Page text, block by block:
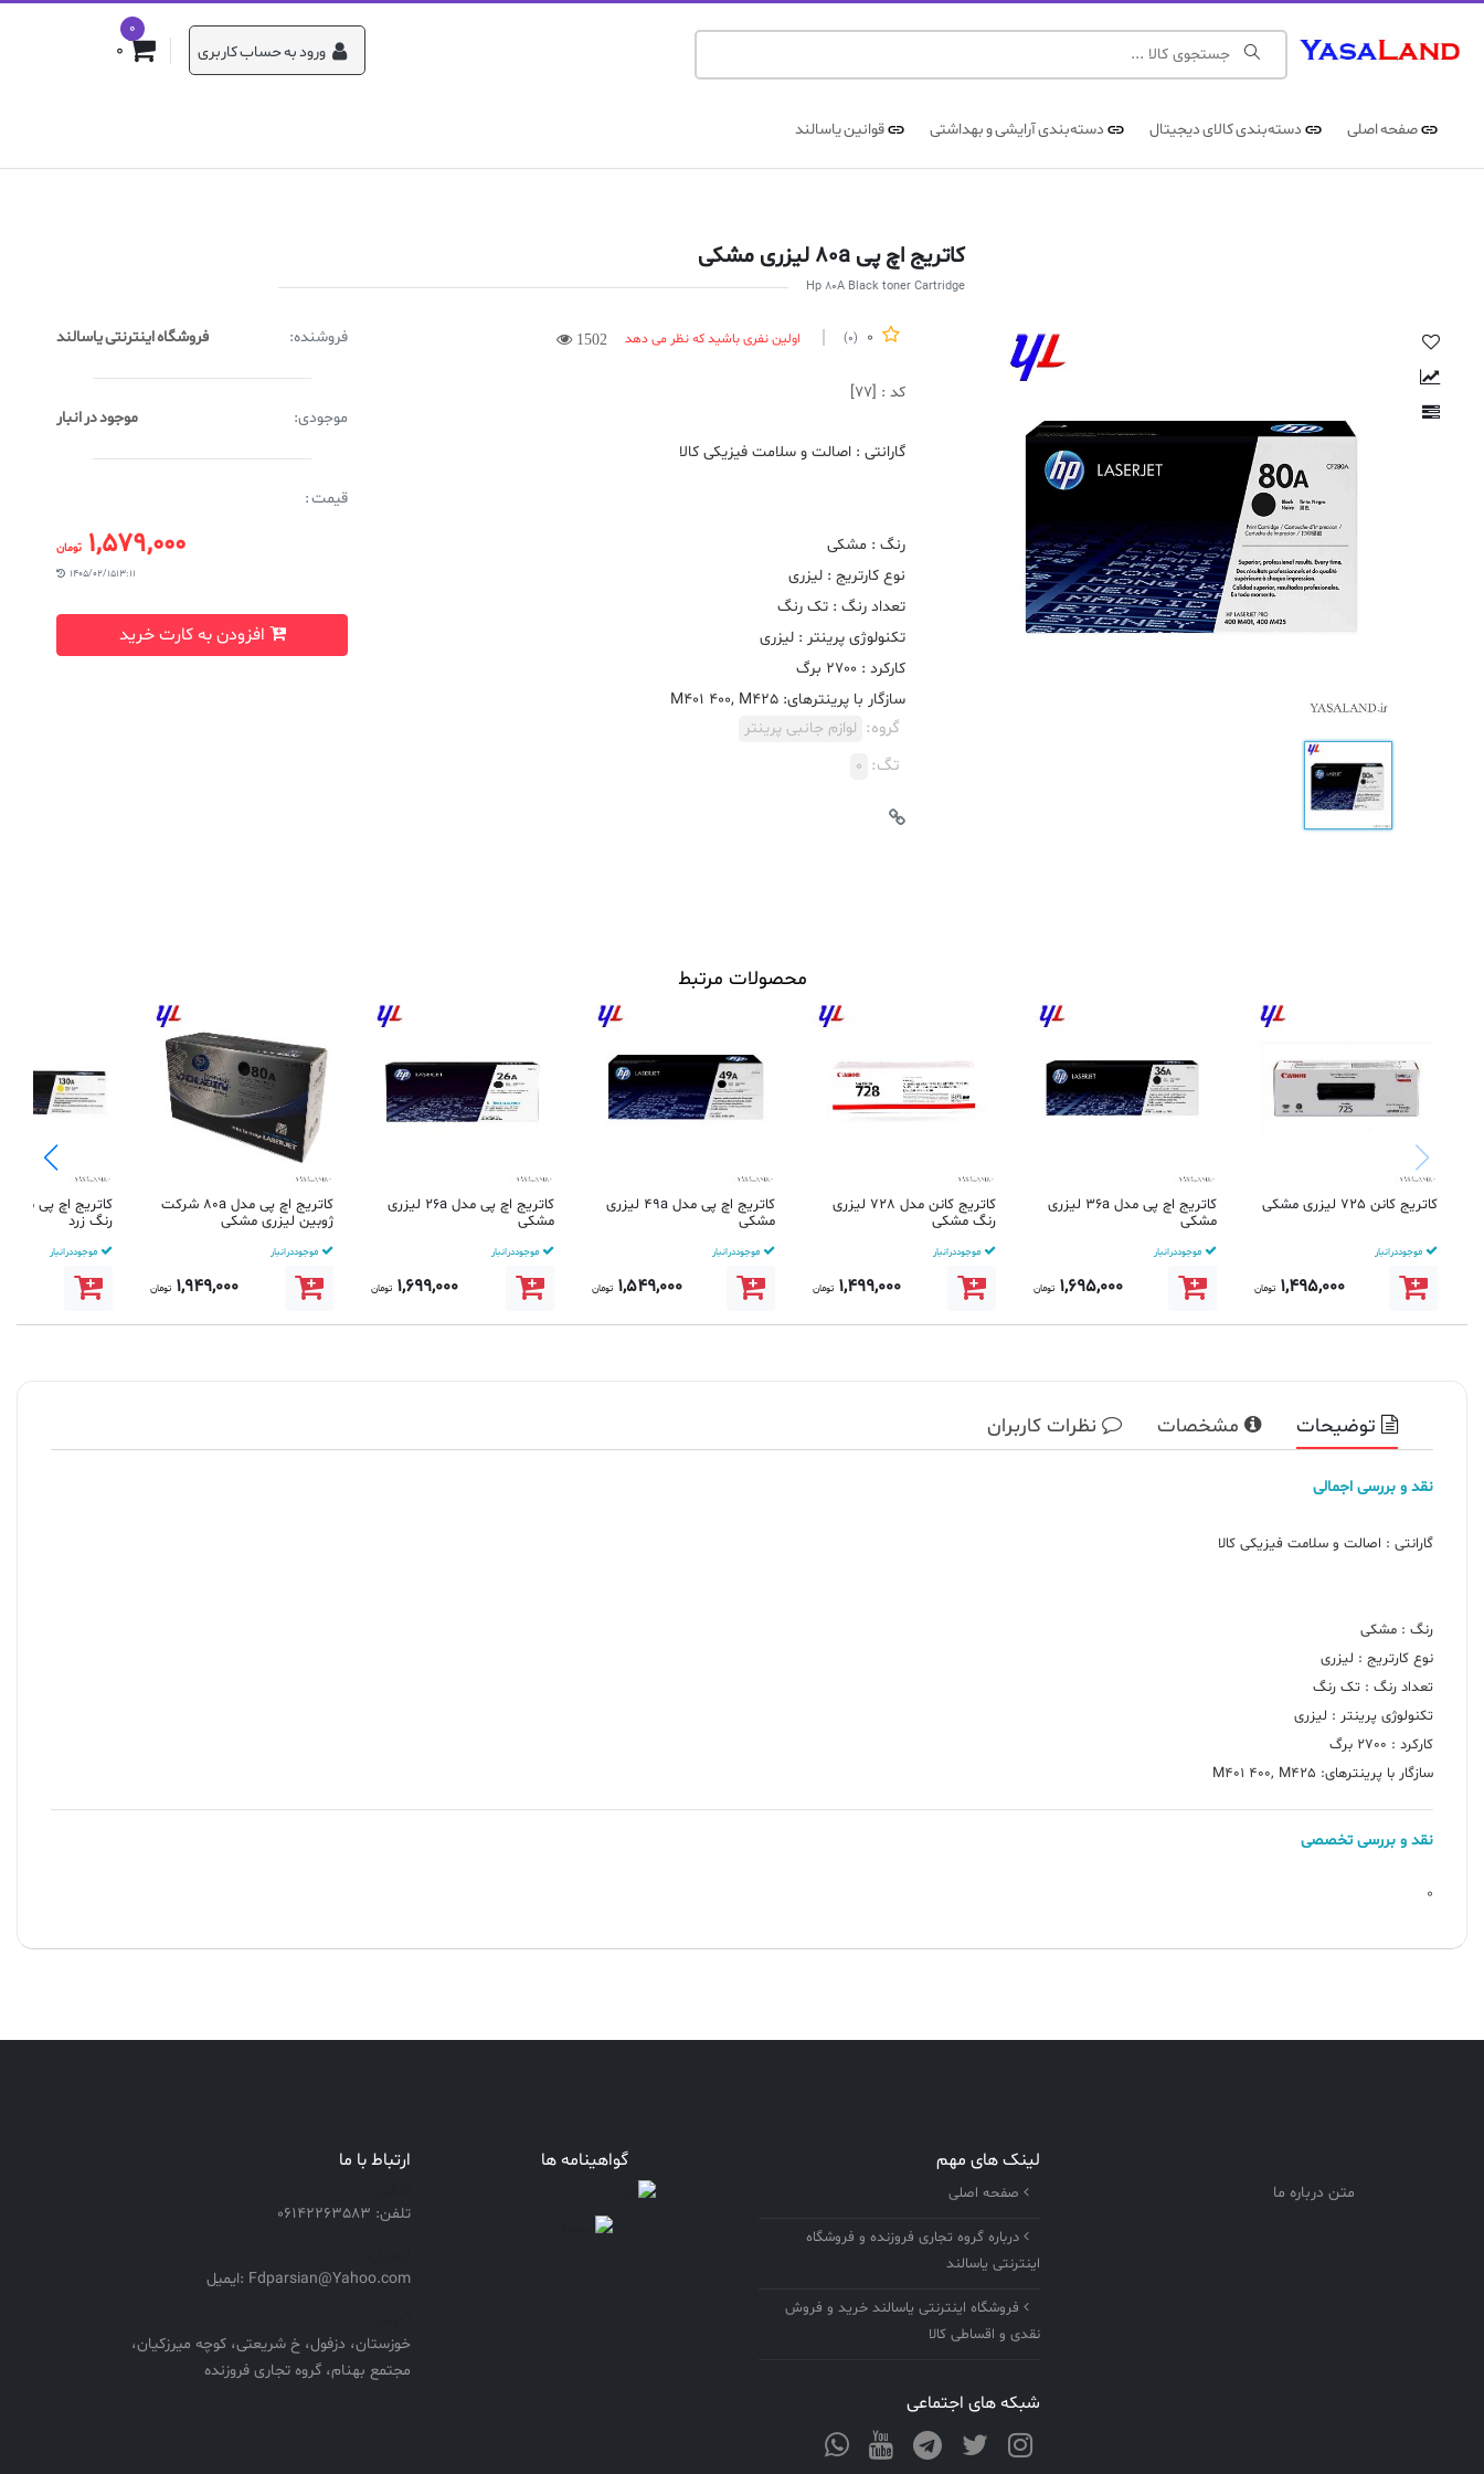
ورود به حساب کاربری
0
0
صفحه اصلی دسته‌بندی کالای دیجیتال دسته‌بندی آرایشی و بهداشتی قوانین یاسالند
کاتریج اچ پی 80a لیزری مشکی
Hp 80A Black toner Cartridge
0
(0) اولین نفری باشید که نظر می دهد 1502
کد : [77]
سازگار با پرینترهای: M401 400, M425
گروه: لوازم جانبی پرینتر
تگ: 0
فروشنده: فروشگاه اینترنتی یاسالند
موجودی: موجود در انبار
قیمت :
1,579,000 تومان
1405/02/15 13:11
افزودن به کارت خرید
محصولات مرتبط
کاتریج کانن 725 لیزری مشکی
موجود در انبار
1,495,000 تومان
کاتریج اچ پی مدل 36a لیزری
مشکی
موجود در انبار
1,695,000 تومان
کاتریج کانن مدل 728 لیزری
رنگ مشکی
موجود در انبار
1,499,000 تومان
کاتریج اچ پی مدل 49a لیزری
مشکی
موجود در انبار
1,549,000 تومان
کاتریج اچ پی مدل 26a لیزری
مشکی
موجود در انبار
1,699,000 تومان
کاتریج اچ پی مدل 80a شرکت
ژوبین لیزری مشکی
موجود در انبار
1,949,000 تومان
رنگ زرد
موجود در انبار
توضیحات مشخصات نظرات کاربران
نقد و بررسی اجمالی
سازگار با پرینترهای: M401 400, M425
نقد و بررسی تخصصی
0
متن درباره ما
لینک های مهم
صفحه اصلی
درباره گروه تجاری فروزنده و فروشگاه
اینترنتی یاسالند
فروشگاه اینترنتی یاسالند خرید و فروش
نقدی و اقساطی کالا
شبکه های اجتماعی
گواهینامه ها
ارتباط با ما
تلفن: 06142263583
Fdparsian@Yahoo.com :ایمیل
خوزستان، دزفول، خ شریعتی، کوچه میرزکیان،
مجتمع بهنام، گروه تجاری فروزنده